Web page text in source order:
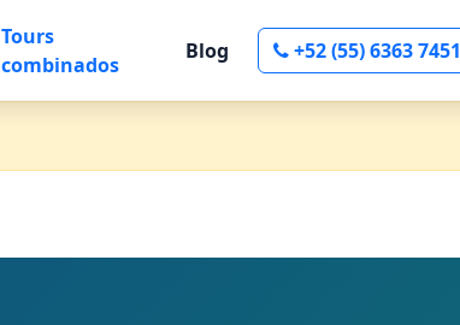
Tours
combinados
Blog +52 (55) 6363 7451